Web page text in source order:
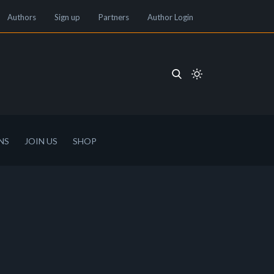
Authors Sign up Partners Author Login
JOIN US SHOP